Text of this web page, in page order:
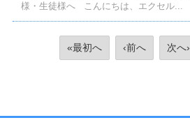
様・生徒様へ こんにちは、エクセル...
«最初へ ‹前へ 次へ›